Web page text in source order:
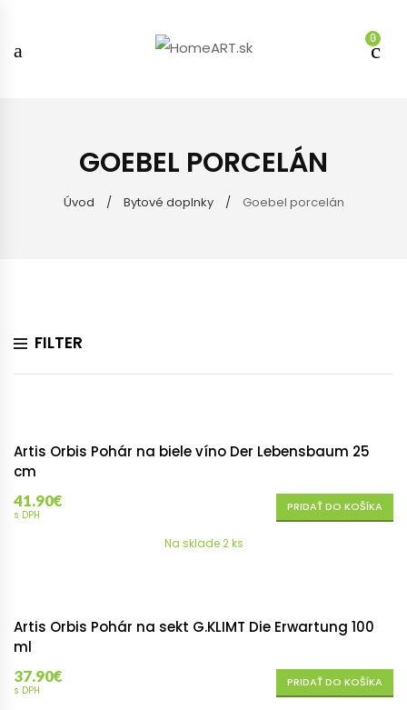
0
GOEBEL PORCELÁN
Úvod Bytové doplnky Goebel porcelán
FILTER
Artis Orbis Pohár na biele víno Der Lebensbaum 25
cm
41.90€
s DPH
PRIDAŤ DO KOŠÍKA
Na sklade 2 ks
Artis Orbis Pohár na sekt G.KLIMT Die Erwartung 100
ml
37.90€
s DPH
PRIDAŤ DO KOŠÍKA